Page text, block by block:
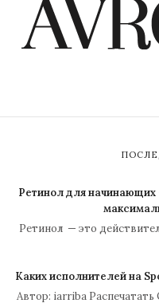
Ретинол для начинающих
Ретинол — это
Каких исполнителей на
Автор: iarriba Распечатать